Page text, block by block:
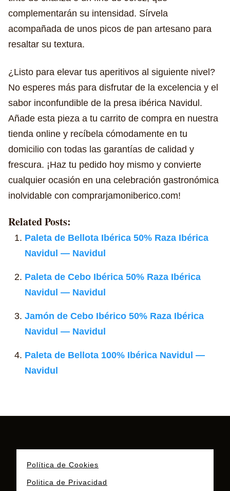
complementarán su intensidad. Sírvela
acompañada de unos picos de pan artesano para
resaltar su textura.
¿Listo para elevar tus aperitivos al siguiente nivel?
No esperes más para disfrutar de la excelencia y el
sabor inconfundible de la presa ibérica Navidul.
Añade esta pieza a tu carrito de compra en nuestra
tienda online y recíbela cómodamente en tu
domicilio con todas las garantías de calidad y
frescura. ¡Haz tu pedido hoy mismo y convierte
cualquier ocasión en una celebración gastronómica
inolvidable con comprarjamoniberico.com!
Related Posts:
Paleta de Bellota Ibérica 50% Raza Ibérica
Navidul — Navidul
Paleta de Cebo Ibérica 50% Raza Ibérica
Navidul — Navidul
Jamón de Cebo Ibérico 50% Raza Ibérica
Navidul — Navidul
Paleta de Bellota 100% Ibérica Navidul —
Navidul
Política de Cookies
Politica de Privacidad